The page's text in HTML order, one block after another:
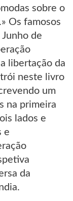
sobre o
Os famosos
de
libertação da
neste livro
um
na primeira
lados e
e
da